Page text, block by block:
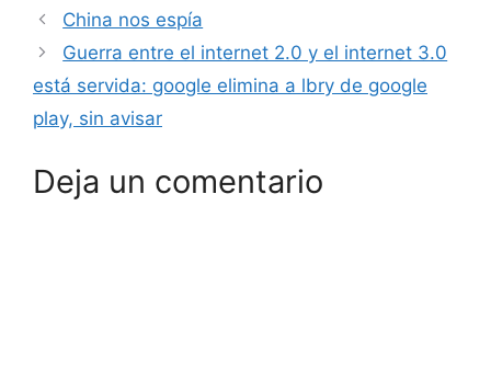
China nos espía
Guerra entre el internet 2.0 y el internet 3.0
está servida: google elimina a lbry de google
play, sin avisar
Deja un comentario